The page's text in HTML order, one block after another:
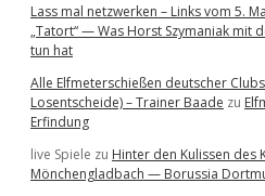
Lass mal netzwerken – Links vom 5.
„Tatort“ — Was Horst Szymaniak mit
tun hat
Alle Elfmeterschießen deutscher
Losentscheide) – Trainer Baade zu
Erfindung
live Spiele zu Hinter den Kulissen des
Mönchengladbach — Borussia